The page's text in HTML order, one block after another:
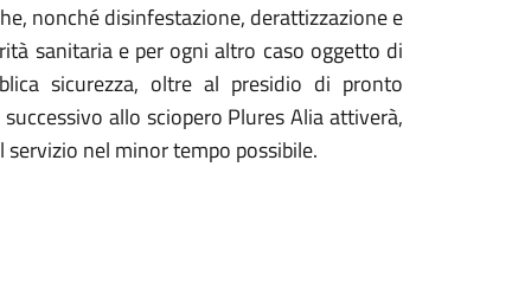
nonché disinfestazione, derattizzazione e
sanitaria e per ogni altro caso oggetto di
sicurezza, oltre al presidio di pronto
allo sciopero Plures Alia attiverà,
nel minor tempo possibile.